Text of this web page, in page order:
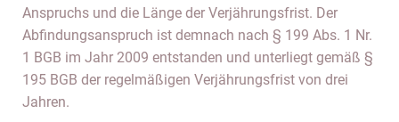
Anspruchs und die Länge der Verjährungsfrist. Der
Abfindungsanspruch ist demnach nach § 199 Abs. 1 Nr.
1 BGB im Jahr 2009 entstanden und unterliegt gemäß §
195 BGB der regelmäßigen Verjährungsfrist von drei
Jahren.